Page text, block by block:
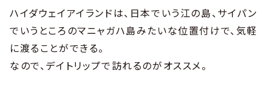
ハイダウェイアイランドは、日本でいう江の島、サイパン
でいうところのマニャガハ島みたいな位置付けで、気軽
に渡ることができる。
なので、デイトリップで訪れるのがオススメ。